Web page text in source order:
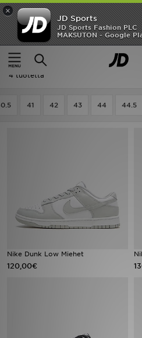
×
JD Sports
JD Sports Fashion PLC
MAKSUTON - Google
Etusivu
Miehet
Miehet - Nike Dunk Low
4 tuotetta
41 42 43 44 44.5
Nike Dunk Low Miehet
120,00€
Etusivu
Ale
Uutuudet
Tuotemerkit